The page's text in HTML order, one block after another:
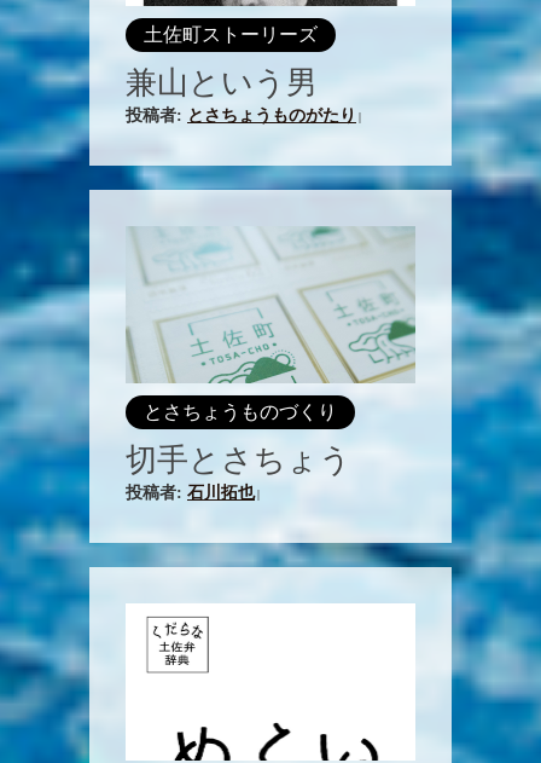
土佐町ストーリーズ
兼山という男
投稿者: とさちょうものがたり
とさちょうものづくり
切手とさちょう
投稿者: 石川拓也|